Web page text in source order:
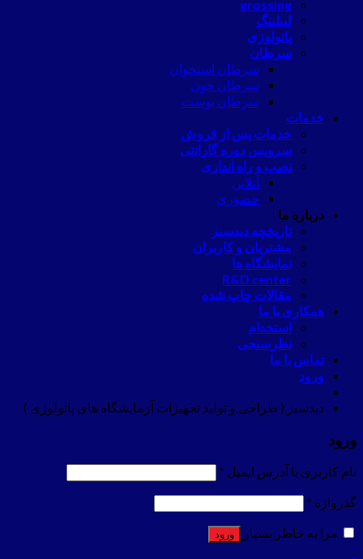
grossing
لیبلینگ
پاتولوژی
سرطان
سرطان استخوان
سرطان خون
سرطان پوست
خدمات
خدمات پس از فروش
سرویس دوره گارانتی
نصب و راه اندازی
آنلاین
حضوری
درباره ما
تاریخچه دیدسبز
مشتریان و کاربران
نمایشگاه ها
R&D center
مقالات چاپ شده
همکاری با ما
استخدام
نظرسنجی
تماس با ما
ورود
دیدسبز ( طراحی و تولید تجهیزات آزمایشگاه های پاتولوژی )
ورود
نام کاربری یا آدرس ایمیل *
گذرواژه *
مرا به خاطر بسپار
ورود